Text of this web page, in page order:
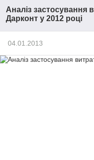
Аналіз застосування
Дарконт у 2012 році
04.01.2013